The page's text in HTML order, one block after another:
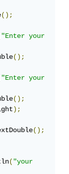
();
"Enter your
();
"Enter your
();
);
();
("your